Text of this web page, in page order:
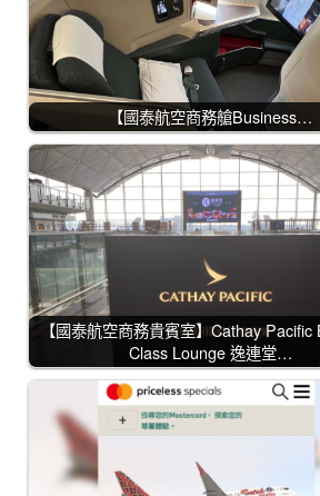
【國泰航空商務艙Business…
【國泰航空商務貴賓室】Cathay Pacific
Class Lounge 逸連堂…